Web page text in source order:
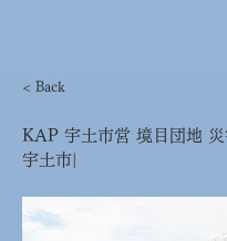
< Back
KAP 宇土市営 境目団地 災
宇土市|